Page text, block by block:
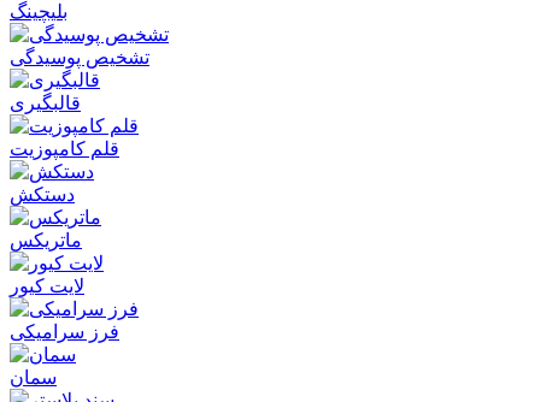
بلیچینگ
تشخیص پوسیدگی
قالبگیری
قلم کامپوزیت
دستکش
ماتریکس
لایت کیور
فرز سرامیکی
سمان